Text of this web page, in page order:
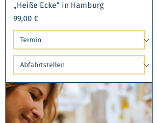
„Heiße Ecke“ in Hamburg
Preis
99,00 €